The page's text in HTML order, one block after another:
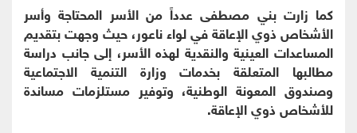
كما زارت بني مصطفى عدداً من الأسر المحتاجة وأسر
الأشخاص ذوي الإعاقة في لواء ناعور، حيث وجهت بتقديم
المساعدات العينية والنقدية لهذه الأسر، إلى جانب دراسة
مطالبها المتعلقة بخدمات وزارة التنمية الاجتماعية
وصندوق المعونة الوطنية، وتوفير مستلزمات مساندة
للأشخاص ذوي الإعاقة.